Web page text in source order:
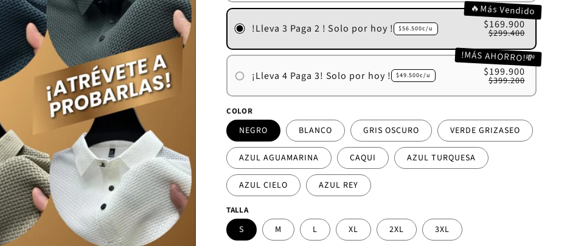
🔥Más Vendido
!Lleva 3 Paga 2 ! Solo por hoy ! $56.500c/u $169.900
$299.400
!MÁS AHORRO!💸
¡Lleva 4 Paga 3! Solo por hoy ! $49.500c/u $199.900
$399.200
COLOR
NEGRO BLANCO GRIS OSCURO VERDE GRIZASEO
AZUL AGUAMARINA CAQUI AZUL TURQUESA
AZUL CIELO AZUL REY
TALLA
S M L XL 2XL 3XL